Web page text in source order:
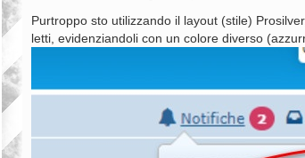
s
a
o
Purtroppo sto utilizzando il layout (stile)
letti, evidenziandoli con un colore diverso